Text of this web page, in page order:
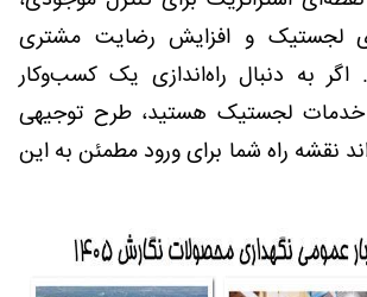
لجستیک و افزایش رضایت مشتری
به دنبال راه‌اندازی یک کسب‌وکار
خدمات لجستیک هستید، طرح توجیهی
نقشه راه شما برای ورود مطمئن به این